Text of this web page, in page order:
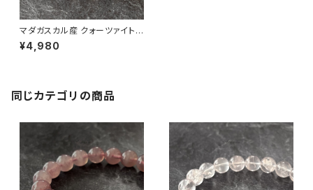
マダガスカル産 クォーツァイト 1
0mm ブレスレット
¥4,980
同じカテゴリの商品